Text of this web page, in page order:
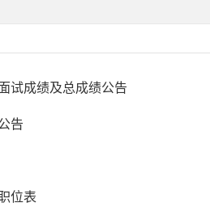
试成绩及总成绩公告
告
位表